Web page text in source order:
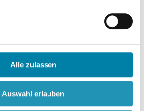
Alle zulassen
Auswahl erlauben
1979 stammenden
sei jüdisches Interesse. Nach
Antisemitismusexperten
parallelen Verwendungen von
„Islamophobie“ das
jahrtausendealten